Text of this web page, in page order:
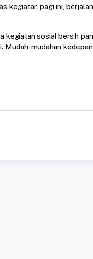
kegiatan pagi ini,
kegiatan sosial bersih
mudahan